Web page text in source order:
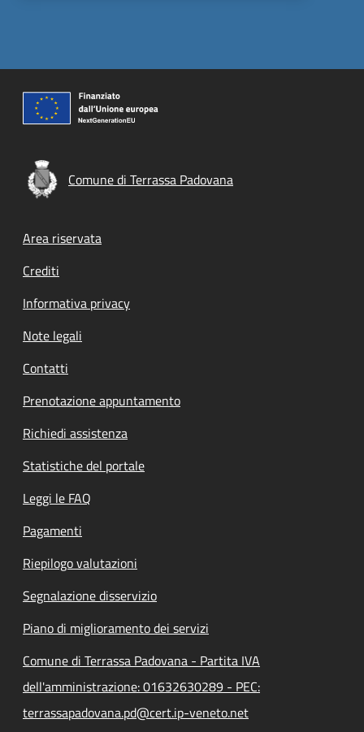
Comune di Terrassa Padovana
Footer menu
Area riservata
Crediti
Informativa privacy
Note legali
Contatti
Prenotazione appuntamento
Richiedi assistenza
Statistiche del portale
Leggi le FAQ
Pagamenti
Riepilogo valutazioni
Segnalazione disservizio
Piano di miglioramento dei servizi
Comune di Terrassa Padovana - Partita IVA
dell'amministrazione: 01632630289 - PEC:
terrassapadovana.pd@cert.ip-veneto.net